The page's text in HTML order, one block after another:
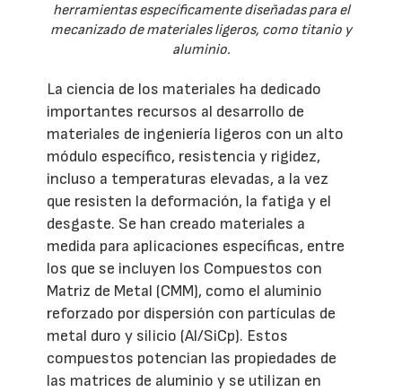
herramientas específicamente diseñadas para el
mecanizado de materiales ligeros, como titanio y
aluminio.
La ciencia de los materiales ha dedicado
importantes recursos al desarrollo de
materiales de ingeniería ligeros con un alto
módulo específico, resistencia y rigidez,
incluso a temperaturas elevadas, a la vez
que resisten la deformación, la fatiga y el
desgaste. Se han creado materiales a
medida para aplicaciones específicas, entre
los que se incluyen los Compuestos con
Matriz de Metal (CMM), como el aluminio
reforzado por dispersión con partículas de
metal duro y silicio (Al/SiCp). Estos
compuestos potencian las propiedades de
las matrices de aluminio y se utilizan en